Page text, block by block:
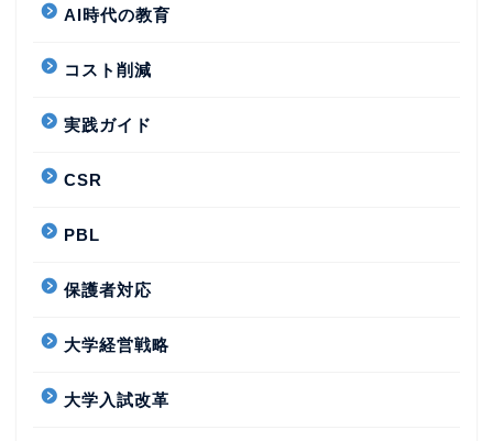
AI時代の教育
コスト削減
実践ガイド
CSR
PBL
保護者対応
大学経営戦略
大学入試改革